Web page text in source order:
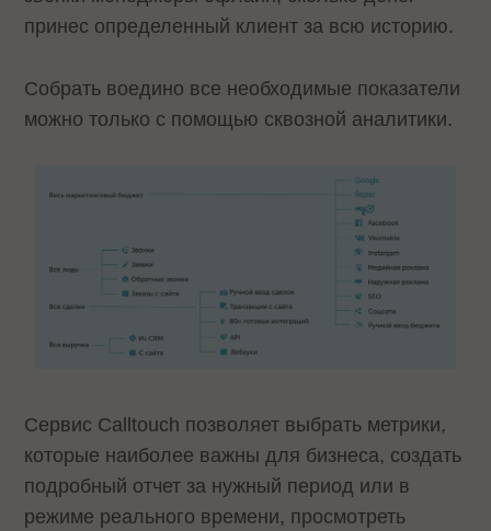
принес определенный клиент за всю историю.
Собрать воедино все необходимые показатели
можно только с помощью сквозной аналитики.
Сервис Calltouch позволяет выбрать метрики,
которые наиболее важны для бизнеса, создать
подробный отчет за нужный период или в
режиме реального времени, просмотреть